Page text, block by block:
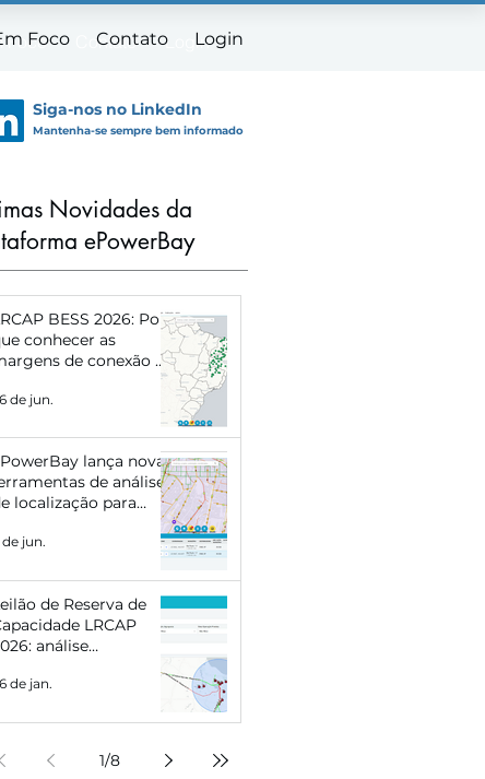
Foco Contato Login
Foco Contato Login
Siga-nos no LinkedIn
Mantenha-se sempre bem informado
Novidades da
ePowerBay
BESS 2026: Por
conhecer as
de conexão de
o sucesso do
de jun.
lança novas
de análise
localização para
Eletropostos e Geração
de jun.
de Reserva de
LRCAP
análise
com
de jan.
1/8